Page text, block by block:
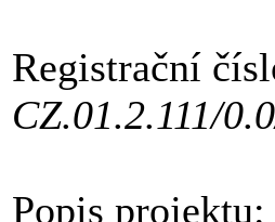
Registrační
CZ.01.2.111/
Popis projektu: